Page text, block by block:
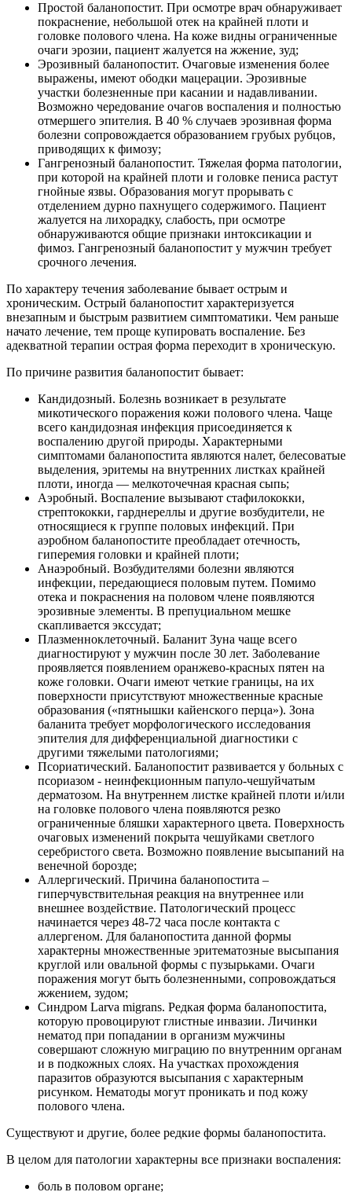
Простой баланопостит. При осмотре врач обнаруживает
покраснение, небольшой отек на крайней плоти и
головке полового члена. На коже видны ограниченные
очаги эрозии, пациент жалуется на жжение, зуд;
Эрозивный баланопостит. Очаговые изменения более
выражены, имеют ободки мацерации. Эрозивные
участки болезненные при касании и надавливании.
Возможно чередование очагов воспаления и полностью
отмершего эпителия. В 40 % случаев эрозивная форма
болезни сопровождается образованием грубых рубцов,
приводящих к фимозу;
Гангренозный баланопостит. Тяжелая форма патологии,
при которой на крайней плоти и головке пениса растут
гнойные язвы. Образования могут прорывать с
отделением дурно пахнущего содержимого. Пациент
жалуется на лихорадку, слабость, при осмотре
обнаруживаются общие признаки интоксикации и
фимоз. Гангренозный баланопостит у мужчин требует
срочного лечения.
По характеру течения заболевание бывает острым и
хроническим. Острый баланопостит характеризуется
внезапным и быстрым развитием симптоматики. Чем раньше
начато лечение, тем проще купировать воспаление. Без
адекватной терапии острая форма переходит в хроническую.
По причине развития баланопостит бывает:
Кандидозный. Болезнь возникает в результате
микотического поражения кожи полового члена. Чаще
всего кандидозная инфекция присоединяется к
воспалению другой природы. Характерными
симптомами баланопостита являются налет, белесоватые
выделения, эритемы на внутренних листках крайней
плоти, иногда — мелкоточечная красная сыпь;
Аэробный. Воспаление вызывают стафилококки,
стрептококки, гарднереллы и другие возбудители, не
относящиеся к группе половых инфекций. При
аэробном баланопостите преобладает отечность,
гиперемия головки и крайней плоти;
Анаэробный. Возбудителями болезни являются
инфекции, передающиеся половым путем. Помимо
отека и покраснения на половом члене появляются
эрозивные элементы. В препуциальном мешке
скапливается экссудат;
Плазменноклеточный. Баланит Зуна чаще всего
диагностируют у мужчин после 30 лет. Заболевание
проявляется появлением оранжево-красных пятен на
коже головки. Очаги имеют четкие границы, на их
поверхности присутствуют множественные красные
образования («пятнышки кайенского перца»). Зона
баланита требует морфологического исследования
эпителия для дифференциальной диагностики с
другими тяжелыми патологиями;
Псориатический. Баланопостит развивается у больных с
псориазом - неинфекционным папуло-чешуйчатым
дерматозом. На внутреннем листке крайней плоти и/или
на головке полового члена появляются резко
ограниченные бляшки характерного цвета. Поверхность
очаговых изменений покрыта чешуйками светлого
серебристого света. Возможно появление высыпаний на
венечной борозде;
Аллергический. Причина баланопостита –
гиперчувствительная реакция на внутреннее или
внешнее воздействие. Патологический процесс
начинается через 48-72 часа после контакта с
аллергеном. Для баланопостита данной формы
характерны множественные эритематозные высыпания
круглой или овальной формы с пузырьками. Очаги
поражения могут быть болезненными, сопровождаться
жжением, зудом;
Синдром Larva migrans. Редкая форма баланопостита,
которую провоцируют глистные инвазии. Личинки
нематод при попадании в организм мужчины
совершают сложную миграцию по внутренним органам
и в подкожных слоях. На участках прохождения
паразитов образуются высыпания с характерным
рисунком. Нематоды могут проникать и под кожу
полового члена.
Существуют и другие, более редкие формы баланопостита.
В целом для патологии характерны все признаки воспаления:
боль в половом органе;